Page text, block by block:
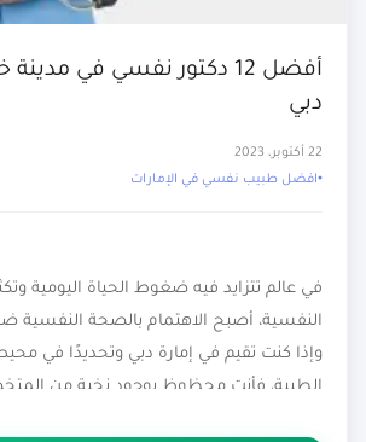
أفضل 12 دكتور نفسي في
دبي
22 أكتوبر، 2023
افضل طبيب نفسي في الإمارات
في عالم تتزايد فيه ضغوط الحياة اليومية
النفسية، أصبح الاهتمام بالصحة النفسية
وإذا كنت تقيم في إمارة دبي وتحديدًا في
الطبية، فأنت محظوظ بوجود نخبة من